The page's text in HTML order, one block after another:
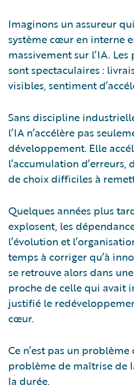
Imaginons un assureur
système cœur en interne
massivement sur l’IA.
sont spectaculaires :
visibles, sentiment
Sans discipline
l’IA n’accélère pas
développement. Elle
l’accumulation d’erreurs,
de choix difficiles à
Quelques années plus
explosent, les
l’évolution et
temps à corriger qu’à
se retrouve alors dans
proche de celle qui avait
justifié le
cœur.
Ce n’est pas un problème
problème de maîtrise de
la durée.